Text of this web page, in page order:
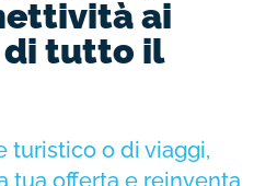
ai
tutto il
turistico o di viaggi,